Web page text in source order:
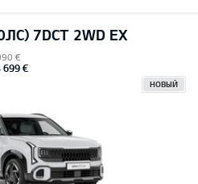
7DCT 2WD EX
€
699 €
НОВЫЙ